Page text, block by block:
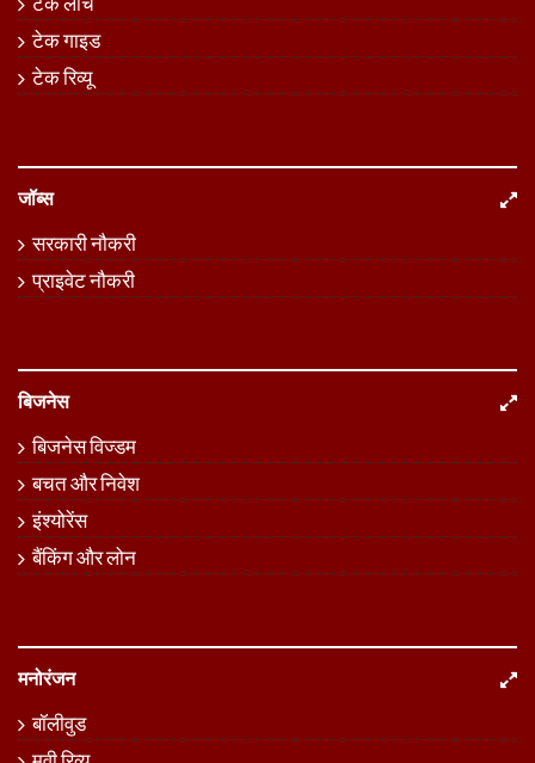
टेक गाइड
टेक रिव्यू
जॉब्स
सरकारी नौकरी
प्राइवेट नौकरी
बिजनेस
बिजनेस विज्डम
बचत और निवेश
इंश्योरेंस
बैंकिंग और लोन
मनोरंजन
बॉलीवुड